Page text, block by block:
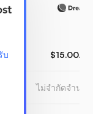
บ $15.00/ส
ไม่จำกัดจำนว